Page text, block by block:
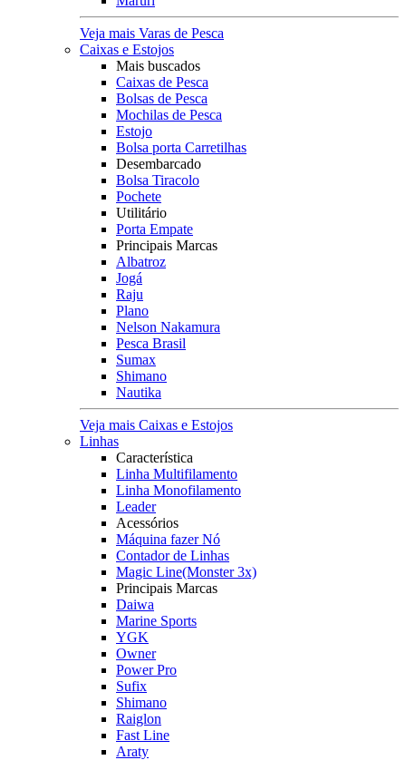
Veja mais Varas de Pesca
Caixas e Estojos
Mais buscados
Caixas de Pesca
Bolsas de Pesca
Mochilas de Pesca
Estojo
Bolsa porta Carretilhas
Desembarcado
Bolsa Tiracolo
Pochete
Utilitário
Porta Empate
Principais Marcas
Albatroz
Jogá
Raju
Plano
Nelson Nakamura
Pesca Brasil
Sumax
Shimano
Nautika
Veja mais Caixas e Estojos
Linhas
Característica
Linha Multifilamento
Linha Monofilamento
Leader
Acessórios
Máquina fazer Nó
Contador de Linhas
Magic Line(Monster 3x)
Principais Marcas
Daiwa
Marine Sports
YGK
Owner
Power Pro
Sufix
Shimano
Raiglon
Fast Line
Araty